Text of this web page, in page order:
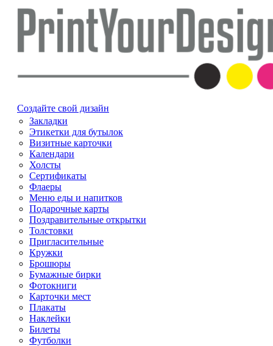
Создайте свой дизайн
Закладки
Этикетки для бутылок
Визитные карточки
Календари
Холсты
Сертификаты
Флаеры
Меню еды и напитков
Подарочные карты
Поздравительные открытки
Толстовки
Пригласительные
Кружки
Брошюры
Бумажные бирки
Фотокниги
Карточки мест
Плакаты
Наклейки
Билеты
Футболки